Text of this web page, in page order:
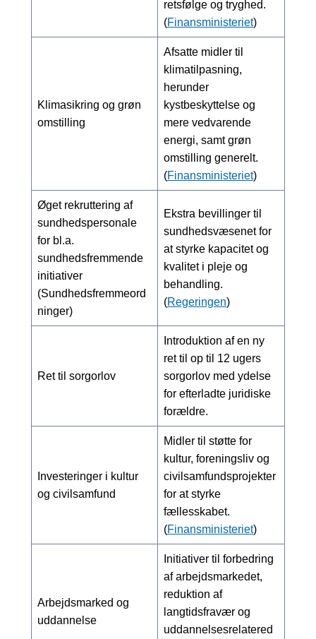
retsfølge og tryghed.
(Finansministeriet)
Klimasikring og grøn
omstilling
Afsatte midler til
klimatilpasning,
herunder
kystbeskyttelse og
mere vedvarende
energi, samt grøn
omstilling generelt.
(Finansministeriet)
Øget rekruttering af
sundhedspersonale
for bl.a.
sundhedsfremmende
initiativer
(Sundhedsfremmeord
ninger)
Ekstra bevillinger til
sundhedsvæsenet for
at styrke kapacitet og
kvalitet i pleje og
behandling.
(Regeringen)
Ret til sorgorlov
Introduktion af en ny
ret til op til 12 ugers
sorgorlov med ydelse
for efterladte juridiske
forældre.
Investeringer i kultur
og civilsamfund
Midler til støtte for
kultur, foreningsliv og
civilsamfundsprojekter
for at styrke
fællesskabet.
(Finansministeriet)
Arbejdsmarked og
uddannelse
Initiativer til forbedring
af arbejdsmarkedet,
reduktion af
langtidsfravær og
uddannelsesrelatered